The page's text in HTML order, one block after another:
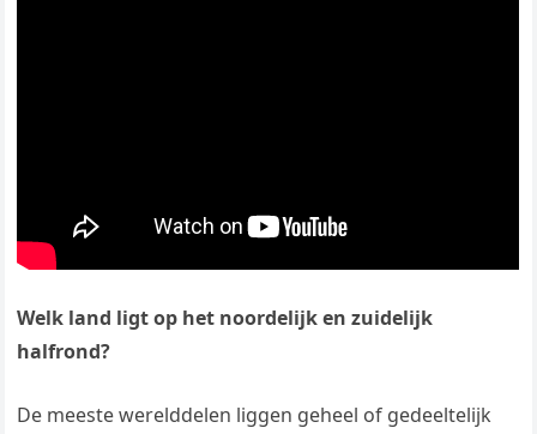
Welk land ligt op het noordelijk en zuidelijk
halfrond?
De meeste werelddelen liggen geheel of gedeeltelijk